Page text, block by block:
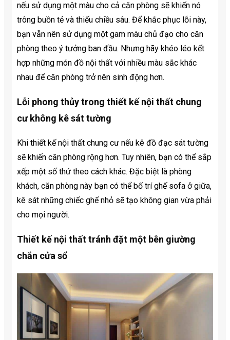
nếu sử dụng một màu cho cả căn phòng sẽ khiến nó
trông buồn tẻ và thiếu chiều sâu. Để khắc phục lỗi này,
bạn vẫn nên sử dụng một gam màu chủ đạo cho căn
phòng theo ý tưởng ban đầu. Nhưng hãy khéo léo kết
hợp những món đồ nội thất với nhiều màu sắc khác
nhau để căn phòng trở nên sinh động hơn.
Lỗi phong thủy trong thiết kế nội thất chung
cư không kê sát tường
Khi thiết kế nội thất chung cư nếu kê đồ đạc sát tường
sẽ khiến căn phòng rộng hơn. Tuy nhiên, bạn có thể sắp
xếp một số thứ theo cách khác. Đặc biệt là phòng
khách, căn phòng này bạn có thể bố trí ghế sofa ở giữa,
kê sát những chiếc ghế nhỏ sẽ tạo không gian vừa phải
cho mọi người.
Thiết kế nội thất tránh đặt một bên giường
chắn cửa sổ